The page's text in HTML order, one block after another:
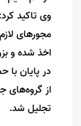
وی تاکید
مجورهای
اخذ شده و
در پایان
از گروه‌های
تجلیل شد.